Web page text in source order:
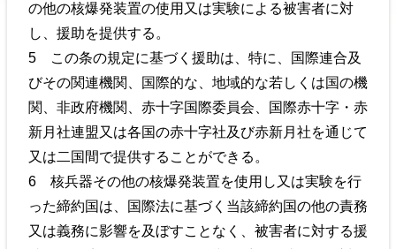
の他の核爆発装置の使用又は実験による被害者に対
し、援助を提供する。
5 この条の規定に基づく援助は、特に、国際連合及
びその関連機関、国際的な、地域的な若しくは国の機
関、非政府機関、赤十字国際委員会、国際赤十字・赤
新月社連盟又は各国の赤十字社及び赤新月社を通じて
又は二国間で提供することができる。
6 核兵器その他の核爆発装置を使用し又は実験を行
った締約国は、国際法に基づく当該締約国の他の責務
又は義務に影響を及ぼすことなく、被害者に対する援